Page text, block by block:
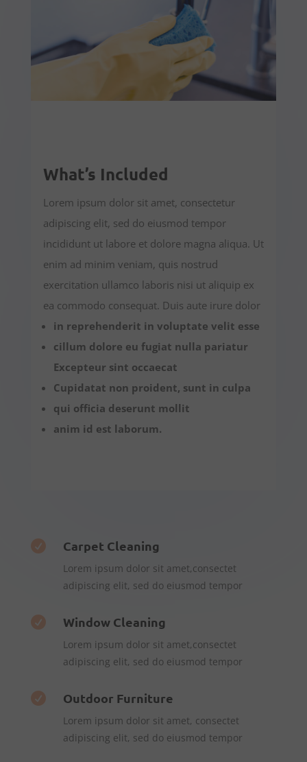
What’s Included
Lorem ipsum dolor sit amet, consectetur
adipiscing elit, sed do eiusmod tempor
incididunt ut labore et dolore magna aliqua. Ut
enim ad minim veniam, quis nostrud
exercitation ullamco laboris nisi ut aliquip ex
ea commodo consequat. Duis aute irure dolor
in reprehenderit in voluptate velit esse
cillum dolore eu fugiat nulla pariatur
Excepteur sint occaecat
Cupidatat non proident, sunt in culpa
qui officia deserunt mollit
anim id est laborum.
 Carpet Cleaning
Lorem ipsum dolor sit amet,consectet
adipiscing elit, sed do eiusmod tempor
 Window Cleaning
Lorem ipsum dolor sit amet,consectet
adipiscing elit, sed do eiusmod tempor
 Outdoor Furniture
Lorem ipsum dolor sit amet, consectet
adipiscing elit, sed do eiusmod tempor